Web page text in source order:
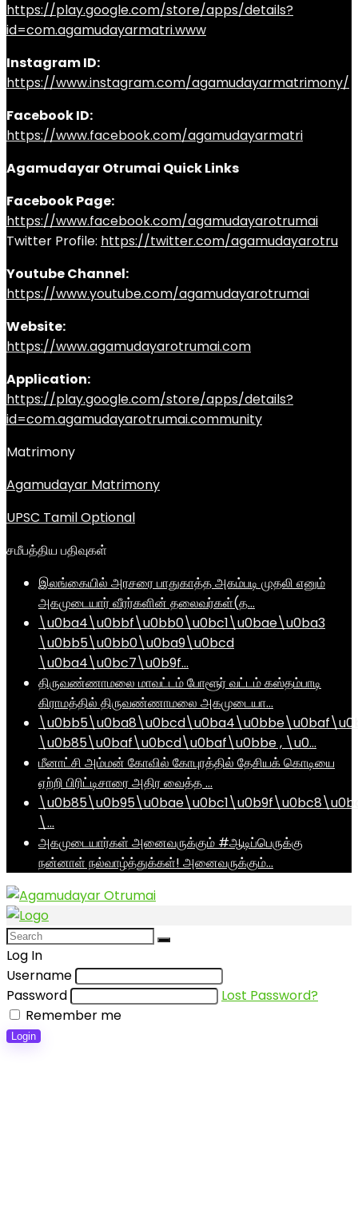
https://play.google.com/store/apps/details?
id=com.agamudayarmatri.www
Instagram ID:
https://www.instagram.com/agamudayarmatrimony/
Facebook ID:
https://www.facebook.com/agamudayarmatri
Agamudayar Otrumai Quick Links
Facebook Page:
https://www.facebook.com/agamudayarotrumai
Twitter Profile: https://twitter.com/agamudayarotru
Youtube Channel:
https://www.youtube.com/agamudayarotrumai
Website:
https://www.agamudayarotrumai.com
Application:
https://play.google.com/store/apps/details?
id=com.agamudayarotrumai.community
Matrimony
Agamudayar Matrimony
UPSC Tamil Optional
சமீபத்திய பதிவுகள்
இலங்கையில் அரசரை பாதுகாத்த அகம்படி முதலி எனும்
அகமுடையார் வீரர்களின் தலைவர்கள்(த…
\u0ba4\u0bbf\u0bb0\u0bc1\u0bae\u0ba3
\u0bb5\u0bb0\u0ba9\u0bcd
\u0ba4\u0bc7\u0b9f…
திருவண்ணாமலை மாவட்டம் போளூர் வட்டம் கஸ்தம்பாடி
கிராமத்தில் திருவண்ணாமலை அகமுடையா…
\u0b85\u0baf\u0bcd\u0baf\u0bbe , \u0…
மீனாட்சி அம்மன் கோவில் கோபுரத்தில் தேசியக் கொடியை
ஏற்றி பிரிட்டிசாரை அதிர வைத்த …
\…
அகமுடையார்கள் அனைவருக்கும் #ஆடிப்பெருக்கு
நன்னாள் நல்வாழ்த்துக்கள்! அனைவருக்கும்…
Log In
Username
Password
Lost Password?
Remember me
Login